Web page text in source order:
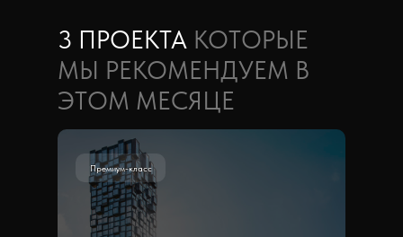
3 ПРОЕКТА КОТОРЫЕ
МЫ РЕКОМЕНДУЕМ В
ЭТОМ МЕСЯЦЕ
Премиум-класс